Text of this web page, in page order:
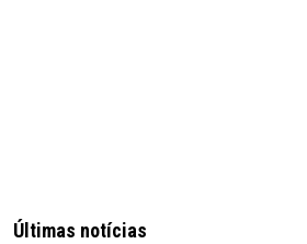
Últimas notícias